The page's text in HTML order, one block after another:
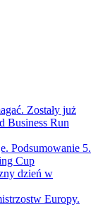
Zostały już
Business Run
Podsumowanie 5.
Cup
dzień w
Europy.